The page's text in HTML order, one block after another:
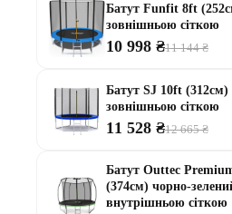
Комплекти садових меблів
Лавки садові
Надувні батути та водні гірки
Садові та балконні меблі
Стільці садові
Столи садові
Альтанки
Батут Funfit 8ft
зовнішньою сіткою
10 998 ₴11 144 ₴
Батут SJ 10ft (312см)
зовнішньою сіткою
11 528 ₴12 665 ₴
Батут Outtec
(374см) чорно-
внутрішньою сіткою